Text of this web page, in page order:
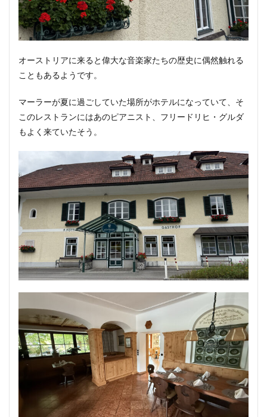
オーストリアに来ると偉大な音楽家たちの歴史に偶然触れる
こともあるようです。
マーラーが夏に過ごしていた場所がホテルになっていて、そ
このレストランにはあのピアニスト、フリードリヒ・グルダ
もよく来ていたそう。